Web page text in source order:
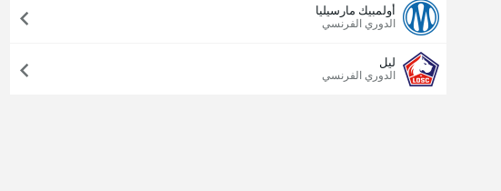
أولمبيك مارسيليا
الدوري الفرنسي
ليل
الدوري الفرنسي
عدد الاهداف (2.5)
إجمالي عدد المصوتين 1,677